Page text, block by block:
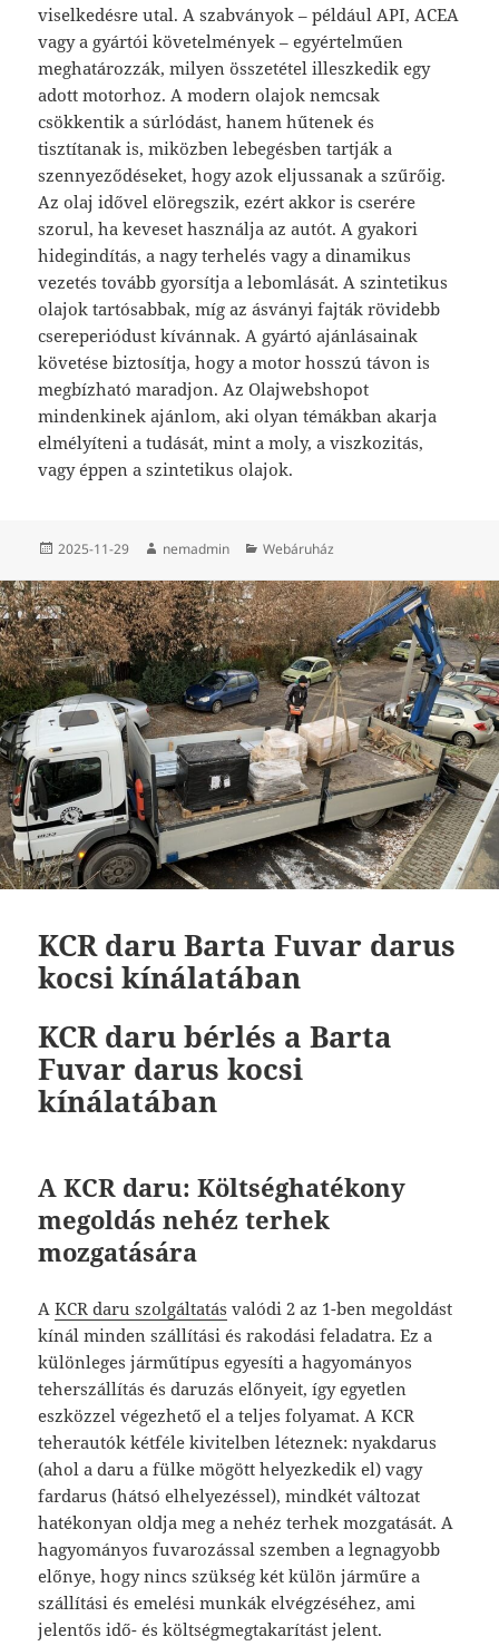
viselkedésre utal. A szabványok – például API, ACEA
vagy a gyártói követelmények – egyértelműen
meghatározzák, milyen összetétel illeszkedik egy
adott motorhoz. A modern olajok nemcsak
csökkentik a súrlódást, hanem hűtenek és
tisztítanak is, miközben lebegésben tartják a
szennyeződéseket, hogy azok eljussanak a szűrőig.
Az olaj idővel elöregszik, ezért akkor is cserére
szorul, ha keveset használja az autót. A gyakori
hidegindítás, a nagy terhelés vagy a dinamikus
vezetés tovább gyorsítja a lebomlását. A szintetikus
olajok tartósabbak, míg az ásványi fajták rövidebb
csereperiódust kívánnak. A gyártó ajánlásainak
követése biztosítja, hogy a motor hosszú távon is
megbízható maradjon. Az Olajwebshopot
mindenkinek ajánlom, aki olyan témákban akarja
elmélyíteni a tudását, mint a moly, a viszkozitás,
vagy éppen a szintetikus olajok.
Közzétéve
2025-11-29 Szerző
nemadmin Kategória
Webáruház
KCR daru Barta Fuvar darus
kocsi kínálatában
KCR daru bérlés a Barta
Fuvar darus kocsi
kínálatában
A KCR daru: Költséghatékony
megoldás nehéz terhek
mozgatására
AKCR daru szolgáltatás valódi 2 az 1-ben megoldást
kínál minden szállítási és rakodási feladatra. Ez a
különleges járműtípus egyesíti a hagyományos
teherszállítás és daruzás előnyeit, így egyetlen
eszközzel végezhető el a teljes folyamat. A KCR
teherautók kétféle kivitelben léteznek: nyakdarus
(ahol a daru a fülke mögött helyezkedik el) vagy
fardarus (hátsó elhelyezéssel), mindkét változat
hatékonyan oldja meg a nehéz terhek mozgatását. A
hagyományos fuvarozással szemben a legnagyobb
előnye, hogy nincs szükség két külön járműre a
szállítási és emelési munkák elvégzéséhez, ami
jelentős idő- és költségmegtakarítást jelent.